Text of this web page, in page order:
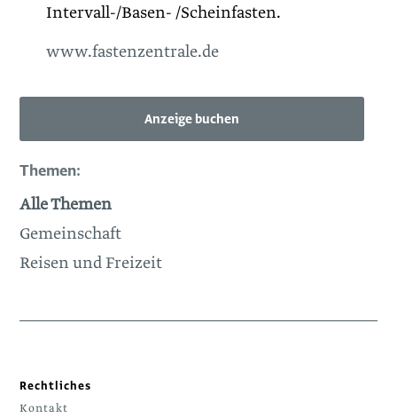
Intervall-/Basen- /Scheinfasten.
www.fastenzentrale.de
Anzeige buchen
Themen:
Alle Themen
Gemeinschaft
Reisen und Freizeit
Rechtliches
Kontakt